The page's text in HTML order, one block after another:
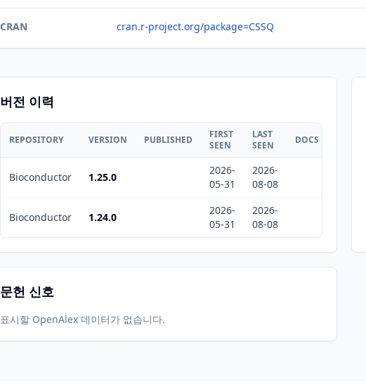
CRAN cran.r-project.org/package=CSSQ
버전 이력
REPOSITORY VERSION PUBLISHED
FIRST
SEEN
LAST
SEEN
DOCS
Bioconductor 1.25.0
2026-
05-31
2026-
08-08
Bioconductor 1.24.0
2026-
05-31
2026-
08-08
문헌 신호
표시할 OpenAlex 데이터가 없습니다.